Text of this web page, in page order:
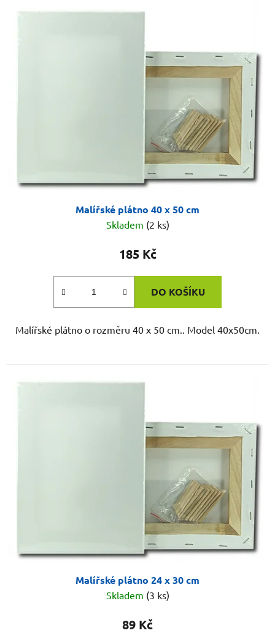
Malířské plátno 40 x 50 cm
Skladem (2 ks)
185 Kč
DO KOŠÍKU
Malířské plátno o rozměru 40 x 50 cm.. Model 40x50cm.
Malířské plátno 24 x 30 cm
Skladem (3 ks)
89 Kč